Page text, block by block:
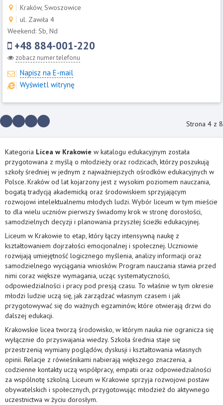
Kraków, Swoszowice
ul. Zawiła 4
Weekend: Sb, Nd
+48 884-001-220
zobacz numer telefonu
Napisz na E-mail
Wyświetl witrynę
Strona 4 z 8
Kategoria Licea w Krakowie w katalogu edukacyjnym została
przygotowana z myślą o młodzieży oraz rodzicach, którzy poszukują
szkoły średniej w jednym z najważniejszych ośrodków edukacyjnych w
Polsce. Kraków od lat kojarzony jest z wysokim poziomem nauczania,
bogatą tradycją akademicką oraz środowiskiem sprzyjającym
rozwojowi intelektualnemu młodych ludzi. Wybór liceum w tym mieście
to dla wielu uczniów pierwszy świadomy krok w stronę dorosłości,
samodzielnych decyzji i planowania przyszłej ścieżki edukacyjnej.
Liceum w Krakowie to etap, który łączy intensywną naukę z
kształtowaniem dojrzałości emocjonalnej i społecznej. Uczniowie
rozwijają umiejętność logicznego myślenia, analizy informacji oraz
samodzielnego wyciągania wniosków. Program nauczania stawia przed
nimi coraz większe wymagania, ucząc systematyczności,
odpowiedzialności i pracy pod presją czasu. To właśnie w tym okresie
młodzi ludzie uczą się, jak zarządzać własnym czasem i jak
przygotowywać się do ważnych egzaminów, które otwierają drzwi do
dalszej edukacji.
Krakowskie licea tworzą środowisko, w którym nauka nie ogranicza się
wyłącznie do przyswajania wiedzy. Szkoła średnia staje się
przestrzenią wymiany poglądów, dyskusji i kształtowania własnych
opinii. Relacje z rówieśnikami nabierają większego znaczenia, a
codzienne kontakty uczą współpracy, empatii oraz odpowiedzialności
za wspólnotę szkolną. Liceum w Krakowie sprzyja rozwojowi postaw
obywatelskich i społecznych, przygotowując młodzież do aktywnego
uczestnictwa w życiu dorosłym.